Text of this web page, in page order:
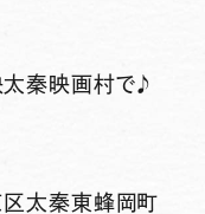
太秦映画村で♪
太秦東蜂岡町